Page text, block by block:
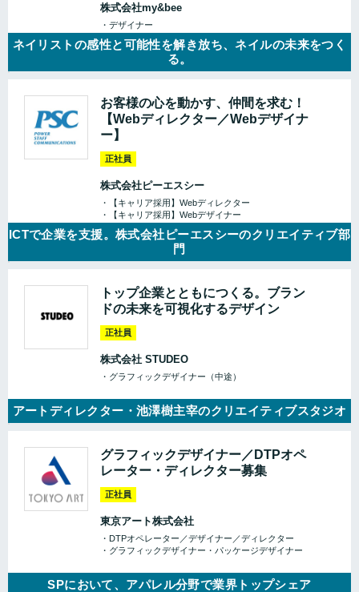
株式会社my&bee
・デザイナー
ネイリストの感性と可能性を解き放ち、ネイルの未来をつく
る。
お客様の心を動かす、仲間を求む！
【Webディレクター／Webデザイナ
ー】
正社員
株式会社ピーエスシー
・【キャリア採用】Webディレクター
・【キャリア採用】Webデザイナー
ICTで企業を支援。株式会社ピーエスシーのクリエイティブ部
門
トップ企業とともにつくる。ブラン
ドの未来を可視化するデザイン
正社員
株式会社 STUDEO
・グラフィックデザイナー（中途）
アートディレクター・池澤樹主宰のクリエイティブスタジオ
グラフィックデザイナー／DTPオペ
レーター・ディレクター募集
正社員
東京アート株式会社
・DTPオペレーター／デザイナー／ディレクター
・グラフィックデザイナー・パッケージデザイナー
SPにおいて、アパレル分野で業界トップシェア